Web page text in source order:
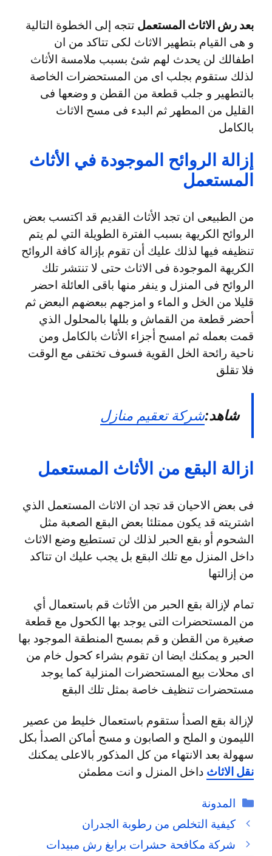
بعد رش الاثاث المستعمل تتجه إلى الخطوة التالية
و هى القيام بتطهير الاثاث لكى تتاكد من ان
اطفالك لن يحدث لهم شئ بسبب ملامسة الأثاث
لذلك ستقوم بجلب اى من المستحضرات الخاصة
بالتطهير و جلب قطعة من القطن و وضعها فى
القليل من المطهر ثم البدء فى مسح الاثاث
بالكامل
إزالة الروائح الموجودة في الأثاث
المستعمل
من الطبيعى ان تجد الأثاث القديم قد اكتسب بعض
الروائح الكريهة بسبب الفترة الطويلة التي لم يتم
تنظيفه فيها لذلك عليك أن تقوم بإزالة كافة الروائح
الكريهة الموجودة فى الاثاث حتى لا تنتشر تلك
الروائح فى المنزل و ينفر منها باقى العائلة احضر
قليلا من الخل و الماء و امزجهم ببعضهم البعض ثم
أحضر قطعة من القماش و بللها بالمحلول الذي
قمت بعمله ثم امسح أجزاء الأثاث بالكامل ومن
ناحية رائحة الخل القوية فسوف تختفى مع الوقت
فلا تقلق
شاهد:شركة تعقيم منازل
ازالة البقع من الأثاث المستعمل
فى بعض الاحيان قد تجد ان الاثاث المستعمل الذي
اشتريته قد يكون ممتلئا بعض البقع الصعبة مثل
الشحوم أو بقع الحبر لذلك لن تستطيع وضع الاثاث
داخل المنزل مع تلك البقع بل يجب عليك ان تتاكد
من إزالتها
تمام لإزالة بقع الحبر من الأثاث قم باستعمال أي
من المستحضرات التى يوجد بها الكحول مع قطعة
صغيرة من القطن و قم بمسح المنطقة الموجود بها
الحبر و يمكنك ايضا ان تقوم بشراء كحول خام من
اى محلات بيع المستحضرات المنزلية كما يوجد
مستحضرات تنظيف خاصة بمثل تلك البقع
لإزالة بقع الصدأ ستقوم باستعمال خليط من عصير
الليمون و الملح و الصابون و مسح أماكن الصدأ بكل
سهولة بعد الانتهاء من كل المذكور بالاعلى يمكنك
نقل الاثاث داخل المنزل و انت مطمئن
التصنيفات
المدونة
كيفية التخلص من رطوبة الجدران
شركة مكافحة حشرات برابغ رش مبيدات